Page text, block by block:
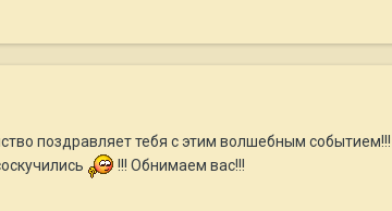
поздравляет тебя с этим волшебным
!!! Обнимаем вас!!!